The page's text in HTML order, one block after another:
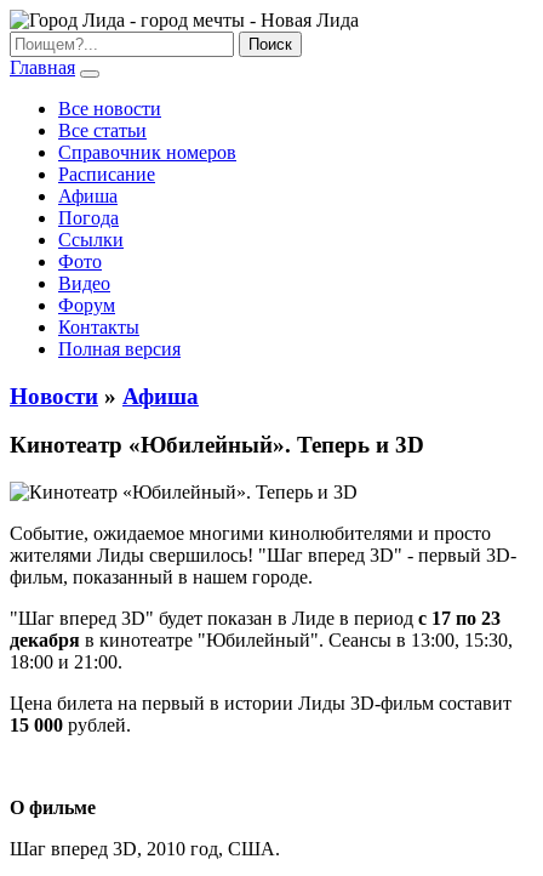
Главная
Все новости
Все статьи
Справочник номеров
Расписание
Афиша
Погода
Ссылки
Фото
Видео
Форум
Контакты
Полная версия
Новости » Афиша
Кинотеатр «Юбилейный». Теперь и 3D
Событие, ожидаемое многими кинолюбителями и просто
жителями Лиды свершилось! "Шаг вперед 3D" - первый 3D-
фильм, показанный в нашем городе.
"Шаг вперед 3D" будет показан в Лиде в период с 17 по 23
декабря в кинотеатре "Юбилейный". Сеансы в 13:00, 15:30,
18:00 и 21:00.
Цена билета на первый в истории Лиды 3D-фильм составит
15 000 рублей.
О фильме
Шаг вперед 3D, 2010 год, США.